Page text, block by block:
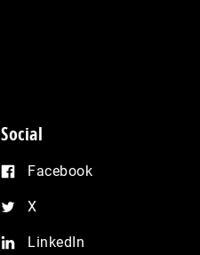
Social
Facebook
X
LinkedIn